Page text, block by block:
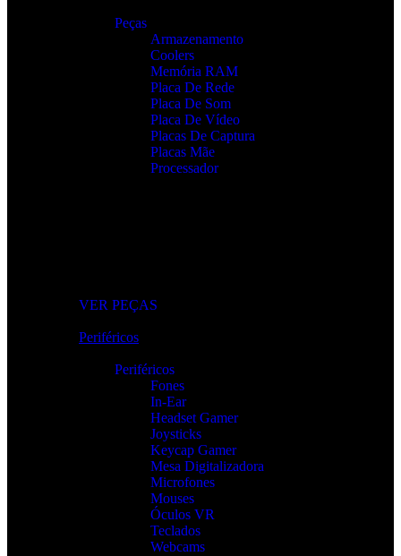
Peças
Armazenamento
Coolers
Memória RAM
Placa De Rede
Placa De Som
Placa De Vídeo
Placas De Captura
Placas Mãe
Processador
VER PEÇAS
Periféricos
Periféricos
Fones
In-Ear
Headset Gamer
Joysticks
Keycap Gamer
Mesa Digitalizadora
Microfones
Mouses
Óculos VR
Teclados
Webcams